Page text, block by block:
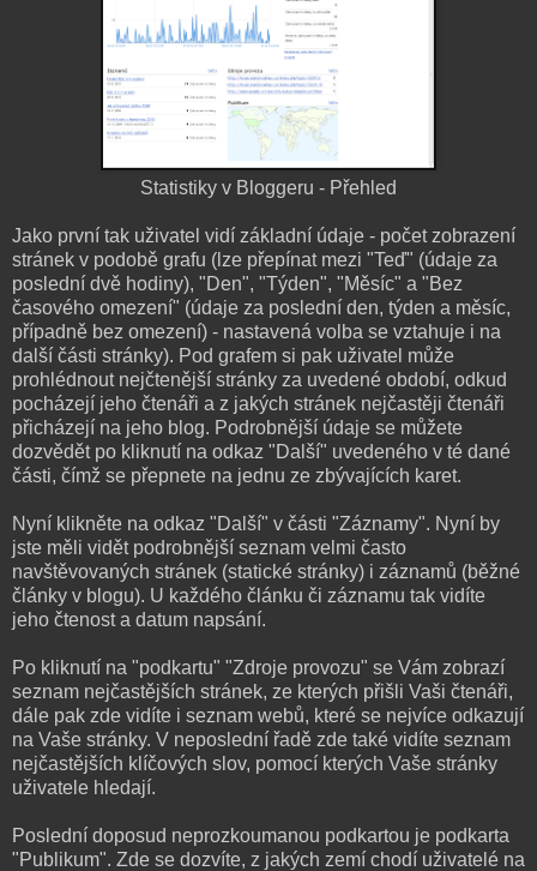
Statistiky v Bloggeru - Přehled
Jako první tak uživatel vidí základní údaje - počet zobrazení
stránek v podobě grafu (lze přepínat mezi "Teď" (údaje za
poslední dvě hodiny), "Den", "Týden", "Měsíc" a "Bez
časového omezení" (údaje za poslední den, týden a měsíc,
případně bez omezení) - nastavená volba se vztahuje i na
další části stránky). Pod grafem si pak uživatel může
prohlédnout nejčtenější stránky za uvedené období, odkud
pocházejí jeho čtenáři a z jakých stránek nejčastěji čtenáři
přicházejí na jeho blog. Podrobnější údaje se můžete
dozvědět po kliknutí na odkaz "Další" uvedeného v té dané
části, čímž se přepnete na jednu ze zbývajících karet.
Nyní klikněte na odkaz "Další" v části "Záznamy". Nyní by
jste měli vidět podrobnější seznam velmi často
navštěvovaných stránek (statické stránky) i záznamů (běžné
články v blogu). U každého článku či záznamu tak vidíte
jeho čtenost a datum napsání.
Po kliknutí na "podkartu" "Zdroje provozu" se Vám zobrazí
seznam nejčastějších stránek, ze kterých přišli Vaši čtenáři,
dále pak zde vidíte i seznam webů, které se nejvíce odkazují
na Vaše stránky. V neposlední řadě zde také vidíte seznam
nejčastějších klíčových slov, pomocí kterých Vaše stránky
uživatele hledají.
Poslední doposud neprozkoumanou podkartou je podkarta
"Publikum". Zde se dozvíte, z jakých zemí chodí uživatelé na